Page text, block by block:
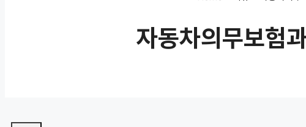
자동차의무보험